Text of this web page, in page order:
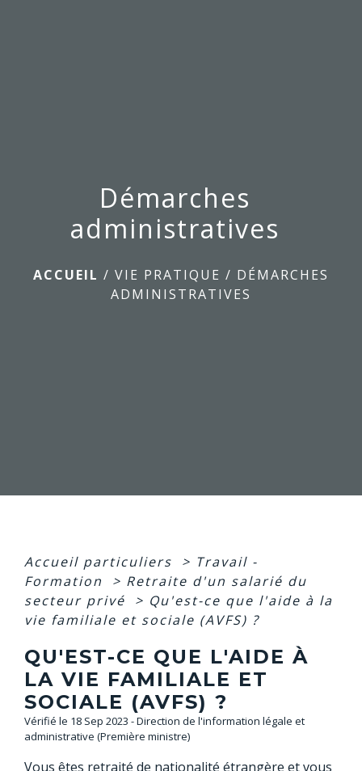
Démarches
administratives
ACCUEIL / VIE PRATIQUE / DÉMARCHES
ADMINISTRATIVES
Accueil particuliers > Travail -
Formation
> Retraite d'un salarié du
secteur privé
> Qu'est-ce que l'aide à la
vie familiale et sociale (AVFS) ?
QU'EST-CE QUE L'AIDE À
LA VIE FAMILIALE ET
SOCIALE (AVFS) ?
Vérifié le 18 Sep 2023 - Direction de l'information légale et
administrative (Première ministre)
Vous êtes retraité de nationalité étrangère et vous